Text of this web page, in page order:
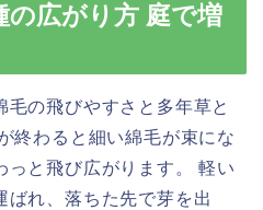
の広がり方 庭で増
の飛びやすさと多年草と
終わると細い綿毛が束にな
っと飛び広がります。 軽い
ばれ、落ちた先で芽を出